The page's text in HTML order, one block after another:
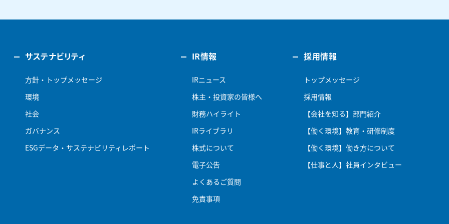
サステナビリティ
方針・トップメッセージ
環境
社会
ガバナンス
ESGデータ・サステナビリティレポート
IR情報
IRニュース
株主・投資家の皆様へ
財務ハイライト
IRライブラリ
株式について
電子公告
よくあるご質問
免責事項
採用情報
トップメッセージ
採用情報
【会社を知る】部門紹介
【働く環境】教育・研修制度
【働く環境】働き方について
【仕事と人】社員インタビュー